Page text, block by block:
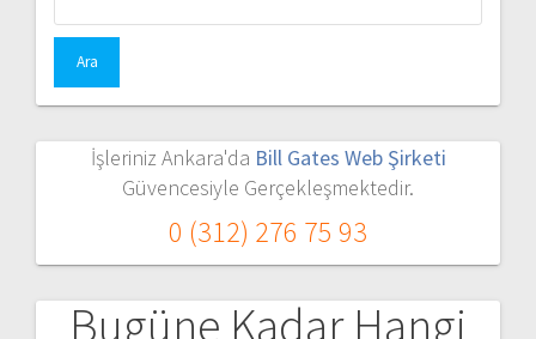
İşleriniz Ankara'da Bill Gates Web Şirketi
Güvencesiyle Gerçekleşmektedir.
0 (312) 276 75 93
Bugüne Kadar Hangi